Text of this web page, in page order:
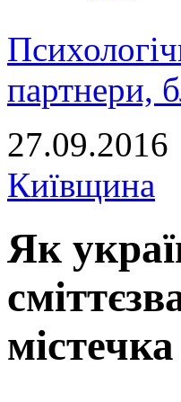
партнери,
27.09.2016
Київщина
Як
містечка